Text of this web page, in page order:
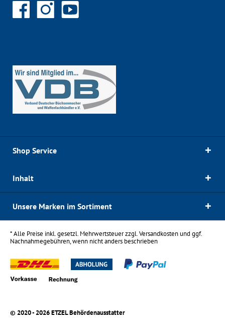
Shop Service
Inhalt
Unsere Marken im Sortiment
* Alle Preise inkl. gesetzl. Mehrwertsteuer zzgl.Versandkostenund ggf.
Nachnahmegebühren, wenn nicht anders beschrieben
© 2020 - 2026 ETZEL Behördenausstatter